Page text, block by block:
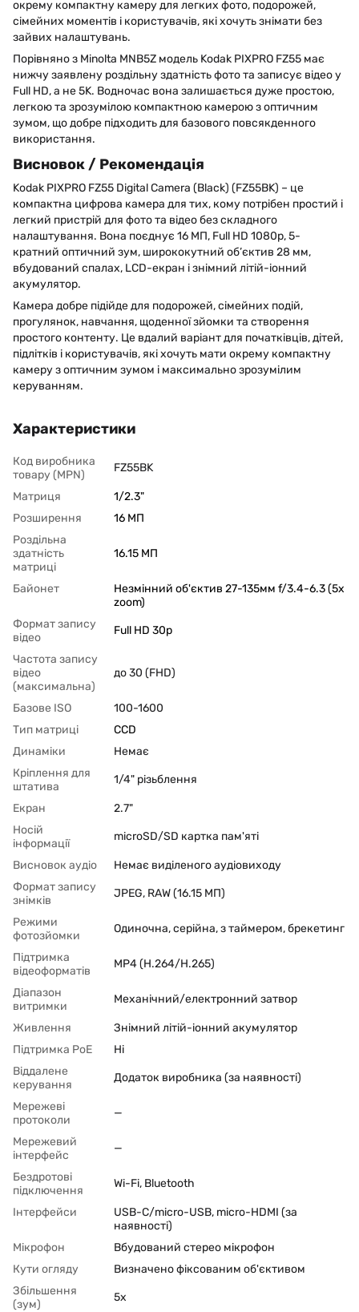
окрему компактну камеру для легких фото, подорожей,
сімейних моментів і користувачів, які хочуть знімати без
зайвих налаштувань.
Порівняно з Minolta MNB5Z модель Kodak PIXPRO FZ55 має
нижчу заявлену роздільну здатність фото та записує відео у
Full HD, а не 5K. Водночас вона залишається дуже простою,
легкою та зрозумілою компактною камерою з оптичним
зумом, що добре підходить для базового повсякденного
використання.
Висновок / Рекомендація
Kodak PIXPRO FZ55 Digital Camera (Black) (FZ55BK) – це
компактна цифрова камера для тих, кому потрібен простий і
легкий пристрій для фото та відео без складного
налаштування. Вона поєднує 16 МП, Full HD 1080p, 5-
кратний оптичний зум, ширококутний об’єктив 28 мм,
вбудований спалах, LCD-екран і знімний літій-іонний
акумулятор.
Камера добре підійде для подорожей, сімейних подій,
прогулянок, навчання, щоденної зйомки та створення
простого контенту. Це вдалий варіант для початківців, дітей,
підлітків і користувачів, які хочуть мати окрему компактну
камеру з оптичним зумом і максимально зрозумілим
керуванням.
Характеристики
Код виробника
товару (MPN)
FZ55BK
Матриця
1/2.3"
Розширення
16 МП
Роздільна
здатність
матриці
16.15 МП
Байонет
Незмінний об'єктив 27-135мм f/3.4-6.3 (5x
zoom)
Формат запису
відео
Full HD 30p
Частота запису
відео
(максимальна)
до 30 (FHD)
Базове ISO
100-1600
Тип матриці
CCD
Динаміки
Немає
Кріплення для
штатива
1/4" різьблення
Екран
2.7"
Носій
інформації
microSD/SD картка пам'яті
Висновок аудіо
Немає виділеного аудіовиходу
Формат запису
знімків
JPEG, RAW (16.15 МП)
Режими
фотозйомки
Одиночна, серійна, з таймером, брекетинг
Підтримка
відеоформатів
MP4 (H.264/H.265)
Діапазон
витримки
Механічний/електронний затвор
Живлення
Знімний літій-іонний акумулятор
Підтримка PoЕ
Ні
Віддалене
керування
Додаток виробника (за наявності)
Мережеві
протоколи
—
Мережевий
інтерфейс
—
Бездротові
підключення
Wi-Fi, Bluetooth
Інтерфейси
USB-C/micro-USB, micro-HDMI (за
наявності)
Мікрофон
Вбудований стерео мікрофон
Кути огляду
Визначено фіксованим об'єктивом
Збільшення
(зум)
5x